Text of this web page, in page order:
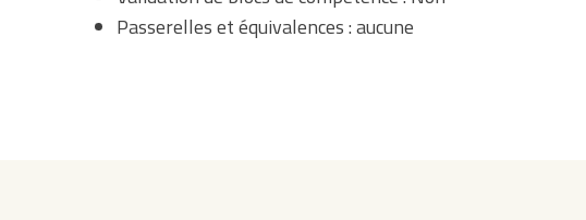
Passerelles et équivalences : aucune